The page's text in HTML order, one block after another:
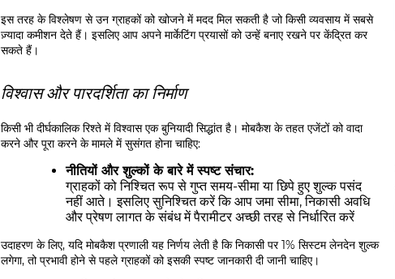
इस तरह के विश्लेषण से उन ग्राहकों को खोजने में मदद मिल सकती है जो किसी व्यवसाय में सबसे
ज़्यादा कमीशन देते हैं। इसलिए आप अपने मार्केटिंग प्रयासों को उन्हें बनाए रखने पर केंद्रित कर
सकते हैं।
विश्वास और पारदर्शिता का निर्माण
किसी भी दीर्घकालिक रिश्ते में विश्वास एक बुनियादी सिद्धांत है। मोबकैश के तहत एजेंटों को वादा
करने और पूरा करने के मामले में सुसंगत होना चाहिए:
नीतियों और शुल्कों के बारे में स्पष्ट संचार:
ग्राहकों को निश्चित रूप से गुप्त समय-सीमा या छिपे हुए शुल्क पसंद
नहीं आते। इसलिए सुनिश्चित करें कि आप जमा सीमा, निकासी अवधि
और प्रेषण लागत के संबंध में पैरामीटर अच्छी तरह से निर्धारित करें
उदाहरण के लिए, यदि मोबकैश प्रणाली यह निर्णय लेती है कि निकासी पर 1% सिस्टम लेनदेन शुल्क
लगेगा, तो प्रभावी होने से पहले ग्राहकों को इसकी स्पष्ट जानकारी दी जानी चाहिए।